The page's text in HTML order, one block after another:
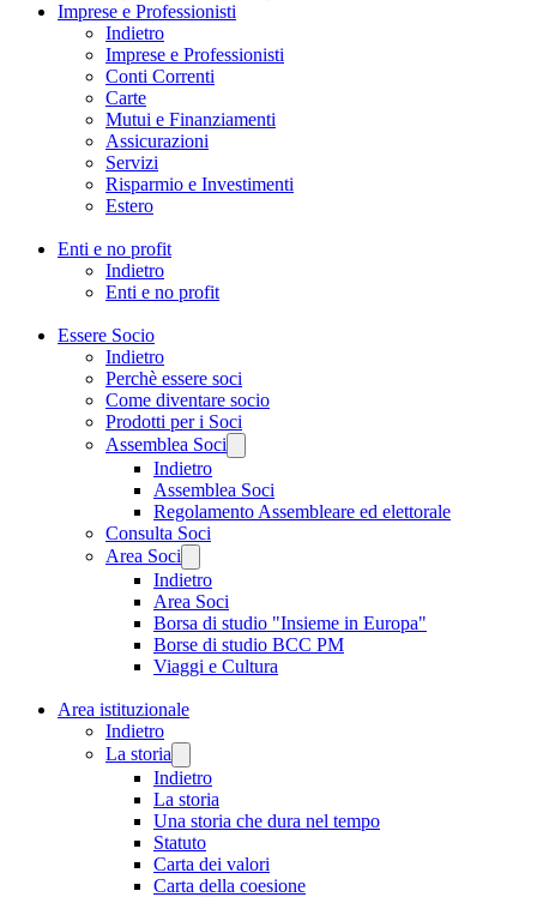
Imprese e Professionisti
Indietro
Imprese e Professionisti
Conti Correnti
Carte
Mutui e Finanziamenti
Assicurazioni
Servizi
Risparmio e Investimenti
Estero
Enti e no profit
Indietro
Enti e no profit
Essere Socio
Indietro
Perchè essere soci
Come diventare socio
Prodotti per i Soci
Assemblea Soci
Indietro
Assemblea Soci
Regolamento Assembleare ed elettorale
Consulta Soci
Area Soci
Indietro
Area Soci
Borsa di studio "Insieme in Europa"
Borse di studio BCC PM
Viaggi e Cultura
Area istituzionale
Indietro
La storia
Indietro
La storia
Una storia che dura nel tempo
Statuto
Carta dei valori
Carta della coesione